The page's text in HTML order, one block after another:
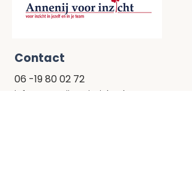
Contact
06 -19 80 02 72
info@annenijvoorinzicht.nl